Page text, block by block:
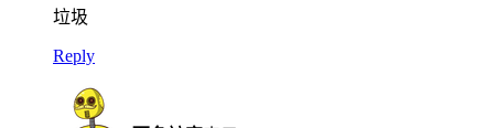
垃圾
Reply